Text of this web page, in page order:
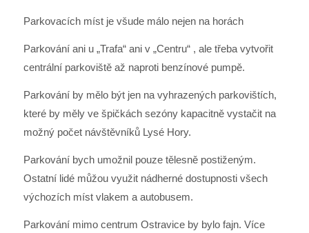
Parkovacích míst je všude málo nejen na horách
Parkování ani u „Trafa“ ani v „Centru“ , ale třeba vytvořit
centrální parkoviště až naproti benzínové pumpě.
Parkování by mělo být jen na vyhrazených parkovištích,
které by měly ve špičkách sezóny kapacitně vystačit na
možný počet návštěvníků Lysé Hory.
Parkování bych umožnil pouze tělesně postiženým.
Ostatní lidé můžou využit nádherné dostupnosti všech
výchozích míst vlakem a autobusem.
Parkování mimo centrum Ostravice by bylo fajn. Více